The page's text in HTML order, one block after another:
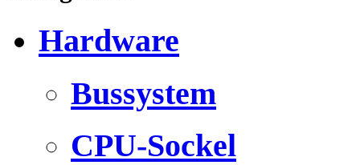
Hardware
Bussystem
CPU-Sockel